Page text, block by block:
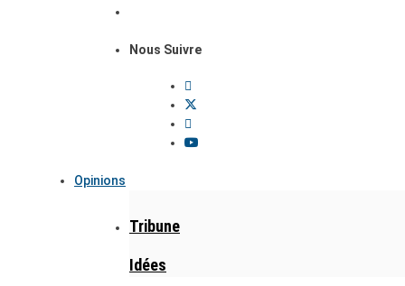
Nous Suivre
Opinions
Tribune
Idées